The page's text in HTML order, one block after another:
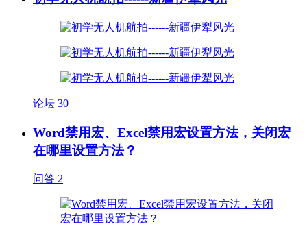
论坛 30
Word禁用宏、Excel禁用宏设置方法，关闭宏
在哪里设置方法？
问答 2